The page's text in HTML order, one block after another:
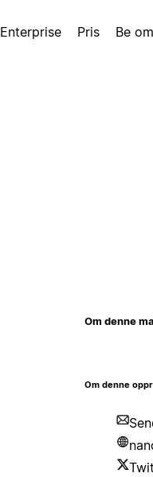
Enterprise Pris Be
Om denne
Om denne